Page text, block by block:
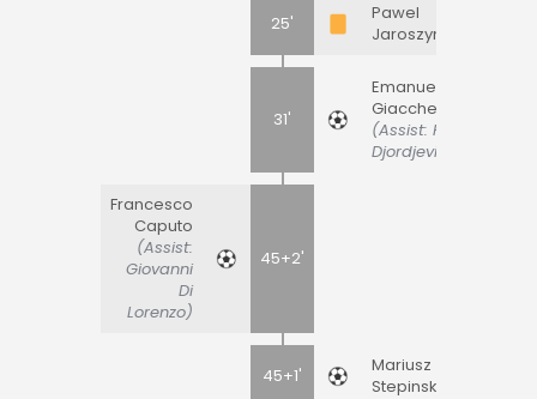
25'
Pawel
Jaroszynski
31'
Emanuele
Giaccherini
(Assist: Filip
Djordjevic)
Francesco
Caputo
(Assist:
Giovanni
Di
Lorenzo)
45+2'
45+1'
Mariusz
Stepinski